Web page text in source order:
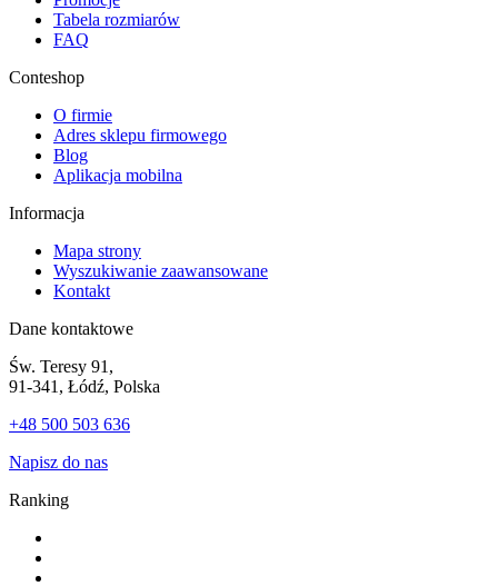
Tabela rozmiarów
FAQ
Conteshop
O firmie
Adres sklepu firmowego
Blog
Aplikacja mobilna
Informacja
Mapa strony
Wyszukiwanie zaawansowane
Kontakt
Dane kontaktowe
Św. Teresy 91,
91-341, Łódź, Polska
+48 500 503 636
Napisz do nas
Ranking